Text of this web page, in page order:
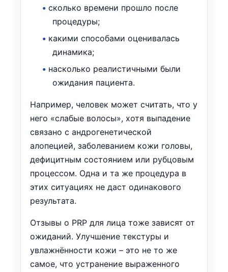
• сколько времени прошло после
процедуры;
• какими способами оценивалась
динамика;
• насколько реалистичными были
ожидания пациента.
Например, человек может считать, что у
него «слабые волосы», хотя выпадение
связано с андрогенетической
алопецией, заболеванием кожи головы,
дефицитным состоянием или рубцовым
процессом. Одна и та же процедура в
этих ситуациях не даст одинакового
результата.
Отзывы о PRP для лица тоже зависят от
ожиданий. Улучшение текстуры и
увлажнённости кожи – это не то же
самое, что устранение выраженного